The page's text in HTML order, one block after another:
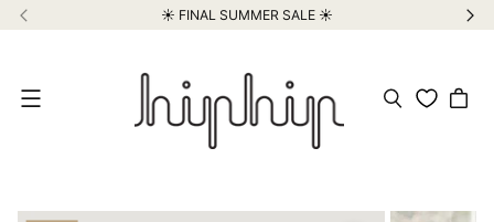
☀️ FINAL SUMMER SALE ☀️
Meniu